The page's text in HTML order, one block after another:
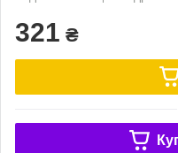
321 ₴